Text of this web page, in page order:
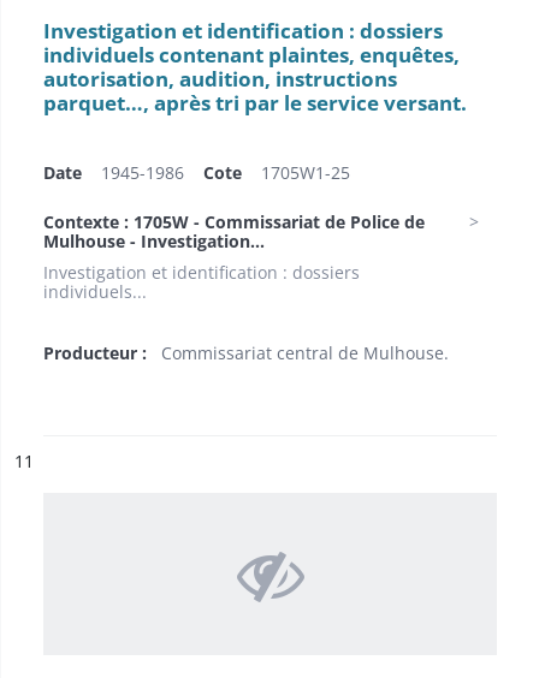
Investigation et identification : dossiers
individuels contenant plaintes, enquêtes,
autorisation, audition, instructions
parquet…, après tri par le service versant.
Date 1945-1986 Cote 1705W1-25
Contexte : 1705W - Commissariat de Police de
Mulhouse - Investigation...
Investigation et identification : dossiers
individuels...
Producteur : Commissariat central de Mulhouse.
n°
11